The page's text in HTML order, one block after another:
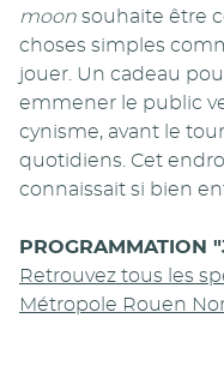
moon souhaite être
choses simples
jouer. Un cadeau
emmener le public
cynisme, avant le
quotidiens. Cet
connaissait si bien
PROGRAMMATION
Retrouvez tous les
Métropole Rouen